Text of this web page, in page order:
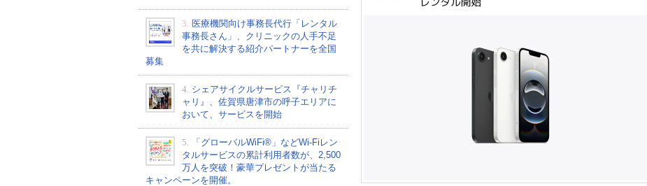
3. 医療機関向け事務長代行「レンタル
事務長さん」、クリニックの人手不足
を共に解決する紹介パートナーを全国
募集
4. シェアサイクルサービス『チャリチ
ャリ』、佐賀県唐津市の呼子エリアに
おいて、サービスを開始
5.
「グローバルWiFi®」などWi-Fiレン
タルサービスの累計利用者数が、2,500
万人を突破！豪華プレゼントが当たる
キャンペーンを開催。